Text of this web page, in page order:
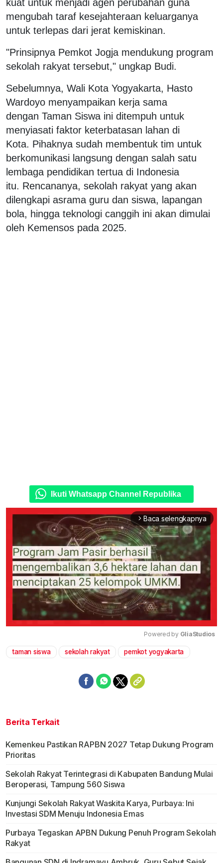
kuat untuk menjadi agen perubahan guna
mengubah taraf kesejahteraan keluarganya
untuk terlepas dari jerat kemiskinan.
"Prinsipnya Pemkot Jogja mendukung program
sekolah rakyat tersebut," ungkap Budi.
Sebelumnya, Wali Kota Yogyakarta, Hasto
Wardoyo menyampaikan kerja sama
dengan Taman Siswa ini ditempuh untuk
menyiasati faktor keterbatasan lahan di
Kota. Pihaknya sudah membentuk tim untuk
berkomunikasi langsung dengan salah satu
lembaga pendidikan tertua di Indonesia
itu. Rencananya, sekolah rakyat yang akan
dilengkapi asrama guru dan siswa, lapangan
bola, hingga teknologi canggih ini akan dimulai
oleh Kemensos pada 2025.
Ikuti Whatsapp Channel Republika
arrow_forward_ios Baca selengkapnya
Mute
Powered by GliaStudios
taman siswa sekolah rakyat pemkot yogyakarta
Berita Terkait
Kemenkeu Pastikan RAPBN 2027 Tetap Dukung Program
Prioritas
Sekolah Rakyat Terintegrasi di Kabupaten Bandung Mulai
Beroperasi, Tampung 560 Siswa
Kunjungi Sekolah Rakyat Waskita Karya, Purbaya: Ini
Investasi SDM Menuju Indonesia Emas
Purbaya Tegaskan APBN Dukung Penuh Program Sekolah
Rakyat